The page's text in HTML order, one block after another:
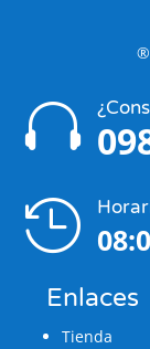


Enlaces
Tienda